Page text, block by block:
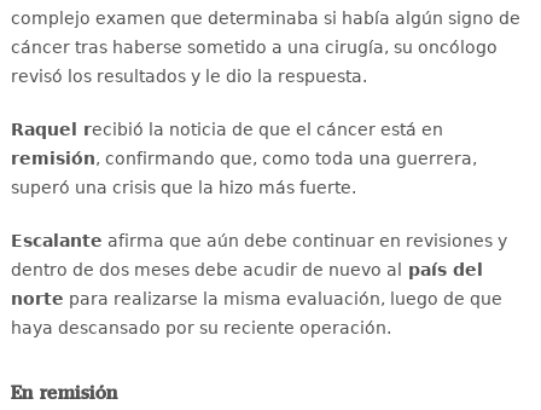
complejo examen que determinaba si había algún signo de
cáncer tras haberse sometido a una cirugía, su oncólogo
revisó los resultados y le dio la respuesta.
Raquel recibió la noticia de que el cáncer está en
remisión, confirmando que, como toda una guerrera,
superó una crisis que la hizo más fuerte.
Escalante afirma que aún debe continuar en revisiones y
dentro de dos meses debe acudir de nuevo al
país del
norte para realizarse la misma evaluación, luego de que
haya descansado por su reciente operación.
En remisión